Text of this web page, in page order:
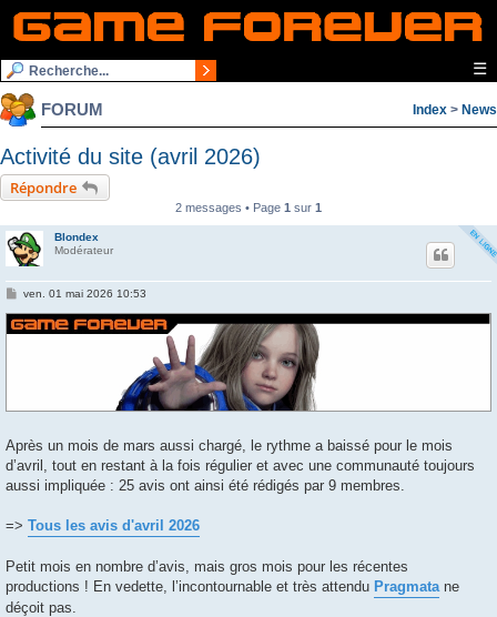
☰
FORUM Index > News
Activité du site (avril 2026)
Répondre
2 messages • Page 1 sur 1
Blondex
Modérateur
M
s
s
ven. 01 mai 2026 10:53
Après un mois de mars aussi chargé, le rythme a baissé pour le mois
d’avril, tout en restant à la fois régulier et avec une communauté toujours
aussi impliquée : 25 avis ont ainsi été rédigés par 9 membres.
=> Tous les avis d'avril 2026
Petit mois en nombre d’avis, mais gros mois pour les récentes
productions ! En vedette, l’incontournable et très attendu Pragmata ne
déçoit pas.